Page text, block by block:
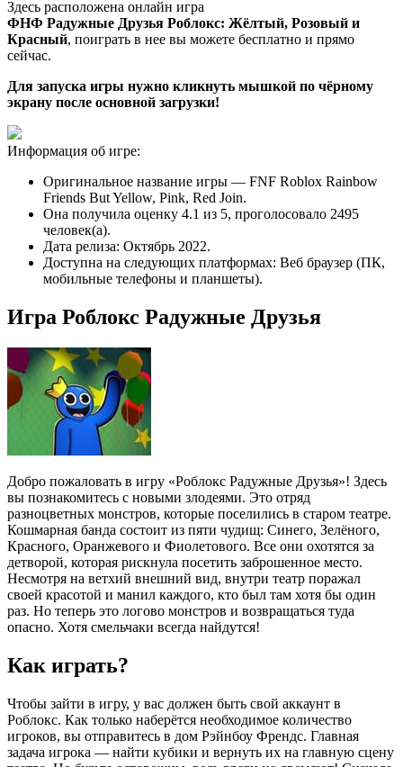
Здесь расположена онлайн игра
ФНФ Радужные Друзья Роблокс: Жёлтый, Розовый и
Красный, поиграть в нее вы можете бесплатно и прямо
сейчас.
Для запуска игры нужно кликнуть мышкой по чёрному
экрану после основной загрузки!
Информация об игре:
Оригинальное название игры — FNF Roblox Rainbow
Friends But Yellow, Pink, Red Join.
Она получила оценку 4.1 из 5, проголосовало 2495
человек(а).
Дата релиза: Октябрь 2022.
Доступна на следующих платформах: Веб браузер (ПК,
мобильные телефоны и планшеты).
Игра Роблокс Радужные Друзья
Добро пожаловать в игру «Роблокс Радужные Друзья»! Здесь
вы познакомитесь с новыми злодеями. Это отряд
разноцветных монстров, которые поселились в старом театре.
Кошмарная банда состоит из пяти чудищ: Синего, Зелёного,
Красного, Оранжевого и Фиолетового. Все они охотятся за
детворой, которая рискнула посетить заброшенное место.
Несмотря на ветхий внешний вид, внутри театр поражал
своей красотой и манил каждого, кто был там хотя бы один
раз. Но теперь это логово монстров и возвращаться туда
опасно. Хотя смельчаки всегда найдутся!
Как играть?
Чтобы зайти в игру, у вас должен быть свой аккаунт в
Роблокс. Как только наберётся необходимое количество
игроков, вы отправитесь в дом Рэйнбоу Френдс. Главная
задача игрока — найти кубики и вернуть их на главную сцену